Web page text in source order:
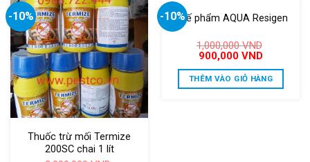
-10%
Thuốc trừ mối Termize
200SC chai 1 lít
-10%Chế phẩm AQUA Resigen
1,000,000VND
Giá
là:
1,000,000 VND.
900,000 VNDGiá
tại
là:
THÊM VÀO GIỎ HÀNG